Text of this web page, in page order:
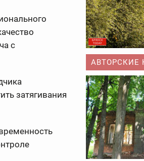
с
затягивания
АВТОРСКИЕ